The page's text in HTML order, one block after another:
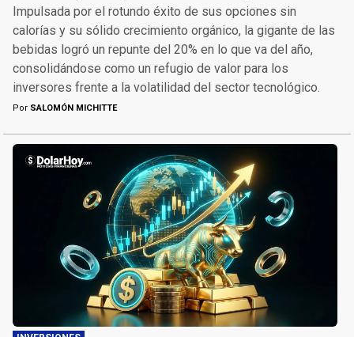
Impulsada por el rotundo éxito de sus opciones sin
calorías y su sólido crecimiento orgánico, la gigante de las
bebidas logró un repunte del 20% en lo que va del año,
consolidándose como un refugio de valor para los
inversores frente a la volatilidad del sector tecnológico.
Por SALOMÓN MICHITTE